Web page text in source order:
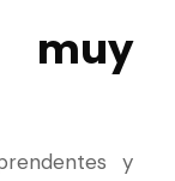
muy
y